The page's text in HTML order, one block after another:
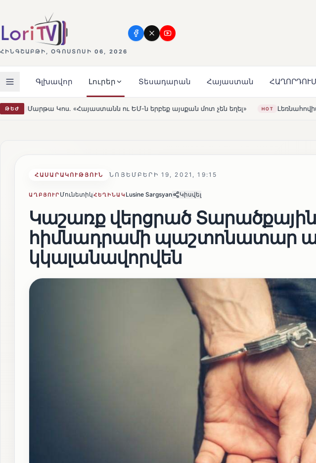
ՀԻՆԳՇԱԲԹԻ, ՕԳՈՍՏՈՍԻ 06, 2026
Գլխավոր Լուրեր Տեսադարան Հայաստան
ԹԵԺԵՄ-ն երբեք այսքան մոտ չեն եղել» HOT Լեռնահովիտի Սուրբ Ստեփանոս
ՀԱՍԱՐԱԿՈՒԹՅՈՒՆ ՆՈՅԵՄԲԵՐԻ 19, 2021, 19:15
ԱՂԲՅՈՒՐ ՄունետիկՀԵՂԻՆԱԿ Lusine Sargsyan Կիսվել
Կաշառք վերցրած
հիմնադրամի պաշտոնատար
կկալանավորվեն